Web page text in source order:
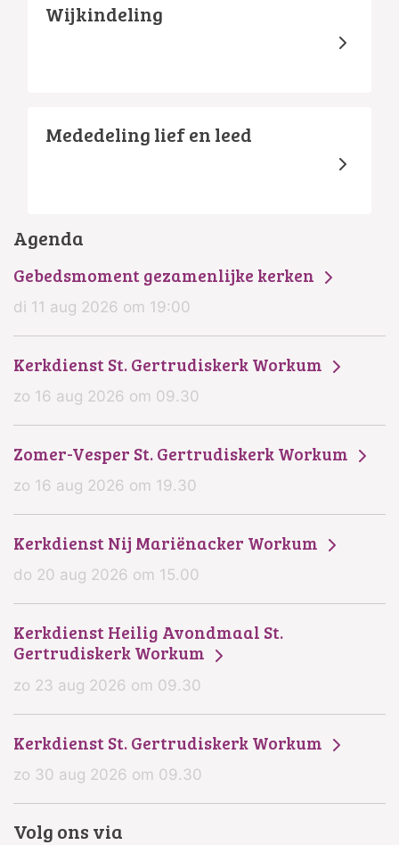
Wijkindeling
Mededeling lief en leed
Agenda
Gebedsmoment gezamenlijke kerken
di 11 aug 2026 om 19:00
Kerkdienst St. Gertrudiskerk Workum
zo 16 aug 2026 om 09.30
Zomer-Vesper St. Gertrudiskerk Workum
zo 16 aug 2026 om 19.30
Kerkdienst Nij Mariënacker Workum
do 20 aug 2026 om 15.00
Kerkdienst Heilig Avondmaal St.
Gertrudiskerk Workum
zo 23 aug 2026 om 09.30
Kerkdienst St. Gertrudiskerk Workum
zo 30 aug 2026 om 09.30
Volg ons via